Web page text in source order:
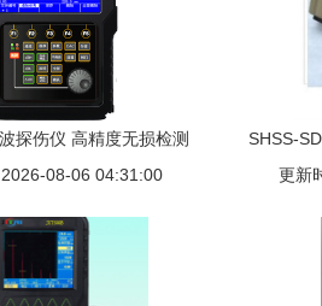
探伤仪 高精度无损检测
的行业优选08-06 04:31:00
SHSS-
更新